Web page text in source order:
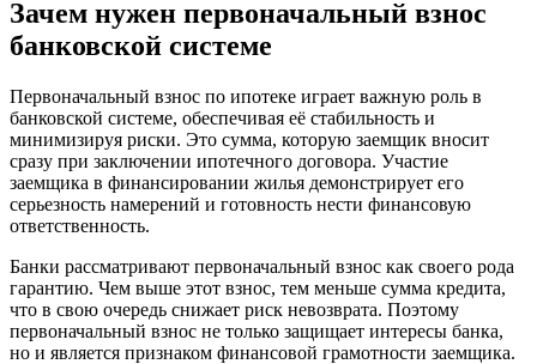
Зачем нужен первоначальный взнос
банковской системе
Первоначальный взнос по ипотеке играет важную роль в
банковской системе, обеспечивая её стабильность и
минимизируя риски. Это сумма, которую заемщик вносит
сразу при заключении ипотечного договора. Участие
заемщика в финансировании жилья демонстрирует его
серьезность намерений и готовность нести финансовую
ответственность.
Банки рассматривают первоначальный взнос как своего рода
гарантию. Чем выше этот взнос, тем меньше сумма кредита,
что в свою очередь снижает риск невозврата. Поэтому
первоначальный взнос не только защищает интересы банка,
но и является признаком финансовой грамотности заемщика.